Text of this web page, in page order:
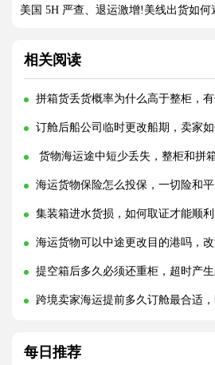
美国 5H 严查、退运激增!美线出货如何
相关阅读
拼箱货丢货概率为什么高于整柜，
订舱后船公司临时更改船期，卖家
货物海运途中短少丢失，整柜和拼
海运货物保险怎么投保，一切险和
集装箱进水货损，如何取证才能顺
海运货物可以中途更改目的港吗，
提空箱后多久必须还重柜，超时产
跨境卖家海运提前多久订舱最合适
每日推荐